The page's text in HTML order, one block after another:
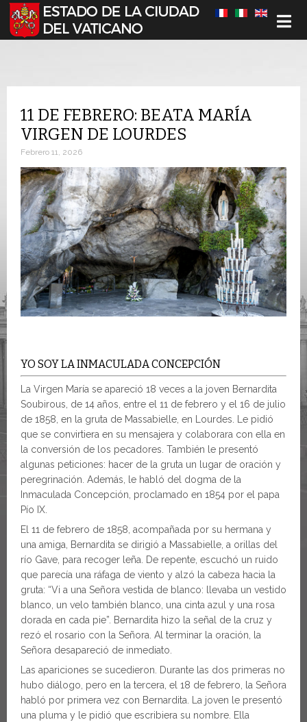
Seleccione su idioma
11 DE FEBRERO: BEATA MARÍA
VIRGEN DE LOURDES
Febrero 11, 2026
YO SOY LA INMACULADA CONCEPCIÓN
La Virgen María se apareció 18 veces a la joven Bernardita
Soubirous, de 14 años, entre el 11 de febrero y el 16 de julio
de 1858, en la gruta de Massabielle, en Lourdes. Le pidió
que se convirtiera en su mensajera y colaborara con ella en
la conversión de los pecadores. También le presentó
algunas peticiones: hacer de la gruta un lugar de oración y
peregrinación. Además, le habló del dogma de la
Inmaculada Concepción, proclamado en 1854 por el papa
Pío IX.
El 11 de febrero de 1858, acompañada por su hermana y
una amiga, Bernardita se dirigió a Massabielle, a orillas del
río Gave, para recoger leña. De repente, escuchó un ruido
que parecía una ráfaga de viento y alzó la cabeza hacia la
gruta: “Vi a una Señora vestida de blanco: llevaba un vestido
blanco, un velo también blanco, una cinta azul y una rosa
dorada en cada pie”. Bernardita hizo la señal de la cruz y
rezó el rosario con la Señora. Al terminar la oración, la
Señora desapareció de inmediato.
Las apariciones se sucedieron. Durante las dos primeras no
hubo diálogo, pero en la tercera, el 18 de febrero, la Señora
habló por primera vez con Bernardita. La joven le presentó
una pluma y le pidió que escribiera su nombre. Ella